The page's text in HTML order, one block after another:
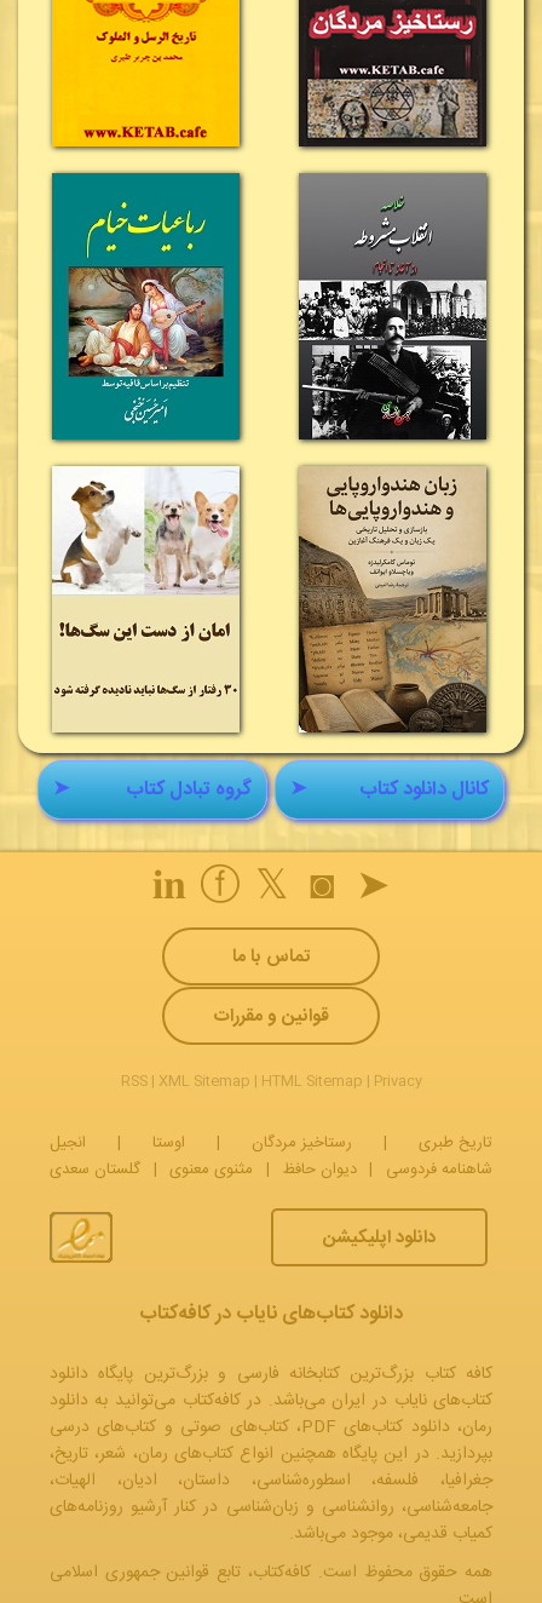
➤ گروه تبادل کتاب ➤ کانال دانلود کتاب
➤
◙
𝕏
ⓕ
𝐢𝐧
تماس با ما
قوانین و مقررات
RSS| XML Sitemap | HTML Sitemap | Privacy
تاریخ طبری | رستاخیز مردگان | اوستا |
انجیل
شاهنامه فردوسی | دیوان حافظ | مثنوی معنوی | گلستان سعدی
دانلود اپلیکیشن
دانلود کتاب‌های نایاب در کافه‌کتاب
کافه کتاب بزرگ‌ترین کتابخانه فارسی و بزرگ‌ترین پایگاه دانلود
کتاب‌های نایاب در ایران می‌باشد. در کافه‌کتاب می‌توانید به دانلود
رمان، دانلود کتاب‌های PDF، کتاب‌های صوتی و کتاب‌های درسی
بپردازید. در این پایگاه همچنین انواع کتاب‌های رمان، شعر، تاریخ،
جغرافیا، فلسفه، اسطوره‌شناسی، داستان، ادیان، الهیات،
جامعه‌شناسی، روانشناسی و زبان‌شناسی در کنار آرشیو روزنامه‌های
کمیاب قدیمی، موجود می‌باشد.
همه حقوق محفوظ است. کافه‌کتاب، تابع قوانین جمهوری‌ اسلامی